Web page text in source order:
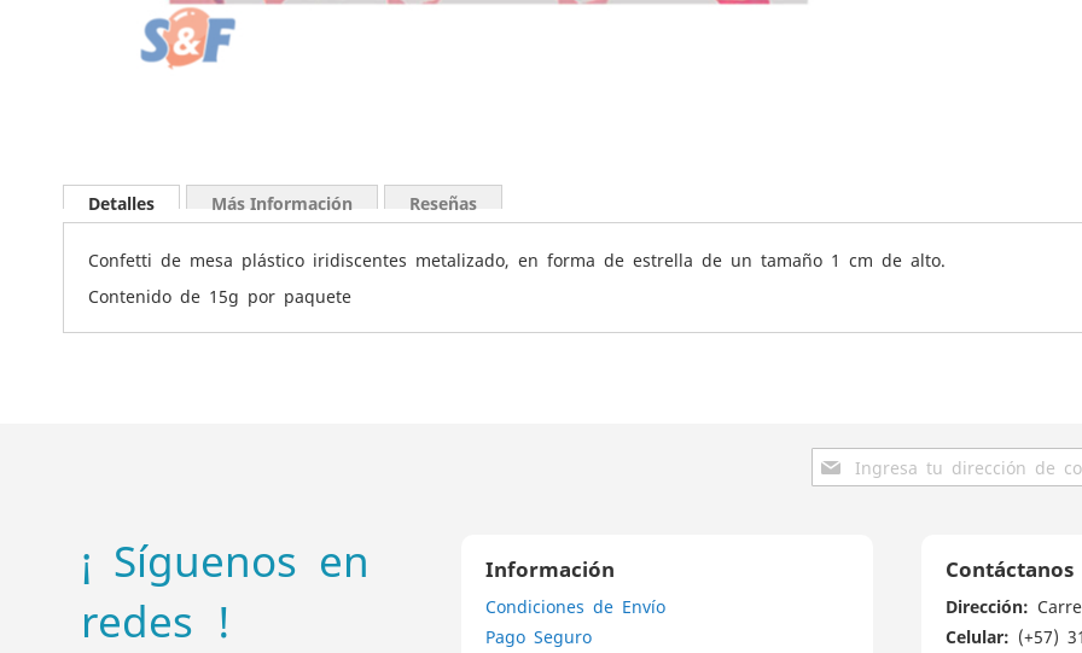
al
comienzo
imágenes
Detalles
Confetti de mesa plástico iridiscentes metalizado, en forma de estrella de un tamaño 1 cm de alto.
Contenido de 15g por paquete
Más Información Reseñas
Inscríbase
a
¡ Síguenos en
redes !
Información
Condiciones de Envío
Pago Seguro
Contáctanos
Dirección:
Celular: (+57)